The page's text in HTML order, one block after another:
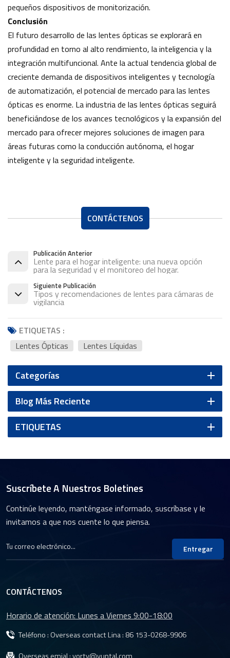
pequeños dispositivos de monitorización.
Conclusión
El futuro desarrollo de las lentes ópticas se explorará en
profundidad en torno al alto rendimiento, la inteligencia y la
integración multifuncional. Ante la actual tendencia global de
creciente demanda de dispositivos inteligentes y tecnología
de automatización, el potencial de mercado para las lentes
ópticas es enorme. La industria de las lentes ópticas seguirá
beneficiándose de los avances tecnológicos y la expansión del
mercado para ofrecer mejores soluciones de imagen para
áreas futuras como la conducción autónoma, el hogar
inteligente y la seguridad inteligente.
CONTÁCTENOS
Publicación Anterior
Lente para el hogar inteligente: una nueva opción
para la seguridad y el monitoreo del hogar.
Siguiente Publicación
Tipos y recomendaciones de lentes para cámaras de
vigilancia
ETIQUETAS :
Lentes Ópticas
Lentes Líquidas
Categorías
Blog Más Reciente
ETIQUETAS
Suscríbete A Nuestros Boletines
Continúe leyendo, manténgase informado, suscríbase y le
invitamos a que nos cuente lo que piensa.
Entregar
CONTÁCTENOS
Horario de atención: Lunes a Viernes 9:00-18:00
Teléfono : Overseas contact Lina : 86 153-0268-9906